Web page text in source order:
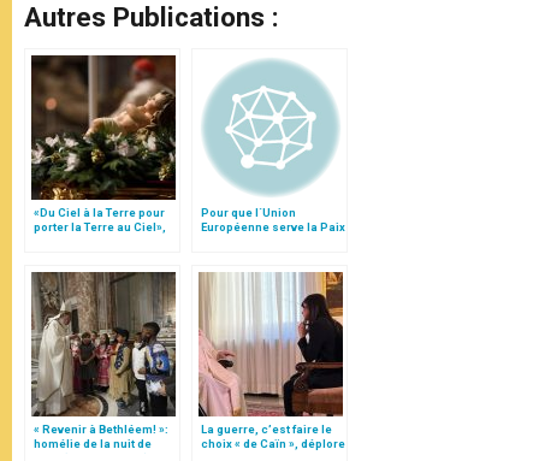
Autres Publications :
«Du Ciel à la Terre pour
porter la Terre au Ciel»,
Pour que l´Union
Européenne serve la Paix
« Revenir à Bethléem! »:
homélie de la nuit de
La guerre, c’est faire le
choix « de Caïn », déplore